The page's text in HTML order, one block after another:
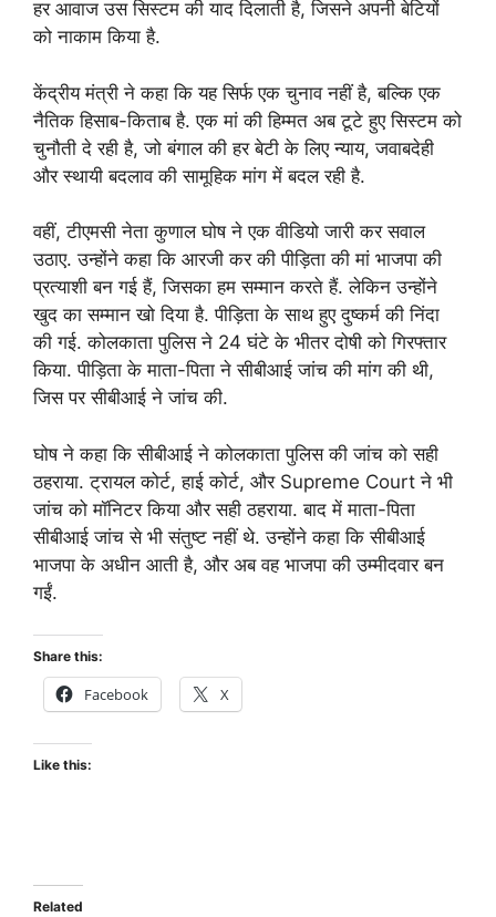
हर आवाज उस सिस्टम की याद दिलाती है, जिसने अपनी बेटियों
को नाकाम किया है.
केंद्रीय मंत्री ने कहा कि यह सिर्फ एक चुनाव नहीं है, बल्कि एक
नैतिक हिसाब-किताब है. एक मां की हिम्मत अब टूटे हुए सिस्टम को
चुनौती दे रही है, जो बंगाल की हर बेटी के लिए न्याय, जवाबदेही
और स्थायी बदलाव की सामूहिक मांग में बदल रही है.
वहीं, टीएमसी नेता कुणाल घोष ने एक वीडियो जारी कर सवाल
उठाए. उन्होंने कहा कि आरजी कर की पीड़िता की मां भाजपा की
प्रत्याशी बन गई हैं, जिसका हम सम्मान करते हैं. लेकिन उन्होंने
खुद का सम्मान खो दिया है. पीड़िता के साथ हुए दुष्कर्म की निंदा
की गई. कोलकाता पुलिस ने 24 घंटे के भीतर दोषी को गिरफ्तार
किया. पीड़िता के माता-पिता ने सीबीआई जांच की मांग की थी,
जिस पर सीबीआई ने जांच की.
घोष ने कहा कि सीबीआई ने कोलकाता पुलिस की जांच को सही
ठहराया. ट्रायल कोर्ट, हाई कोर्ट, और Supreme Court ने भी
जांच को मॉनिटर किया और सही ठहराया. बाद में माता-पिता
सीबीआई जांच से भी संतुष्ट नहीं थे. उन्होंने कहा कि सीबीआई
भाजपा के अधीन आती है, और अब वह भाजपा की उम्मीदवार बन
गईं.
Share this:
Facebook X
Like this:
Related